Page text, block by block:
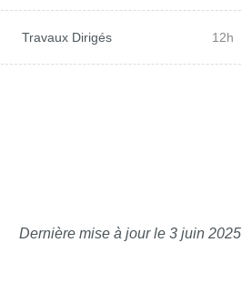
Travaux Dirigés 12h
Dernière mise à jour le 3 juin 2025